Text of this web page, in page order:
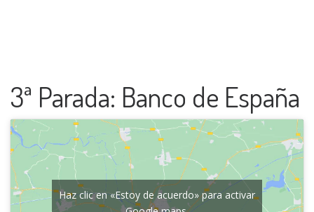
3ª Parada: Banco de España
Haz clic en «Estoy de acuerdo» para activar